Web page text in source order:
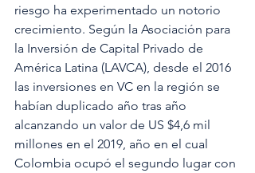
riesgo ha experimentado un notorio
crecimiento. Según la Asociación para
la Inversión de Capital Privado de
América Latina (LAVCA), desde el 2016
las inversiones en VC en la región se
habían duplicado año tras año
alcanzando un valor de US $4,6 mil
millones en el 2019, año en el cual
Colombia ocupó el segundo lugar con